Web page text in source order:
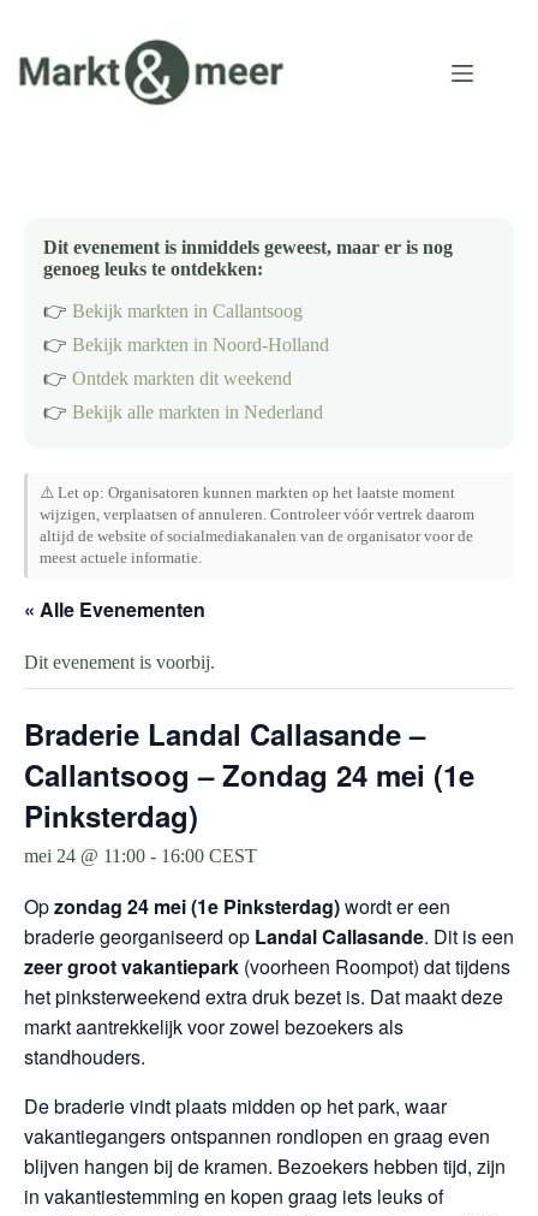
inhoud
Dit evenement is inmiddels geweest, maar er is nog
genoeg leuks te ontdekken:
👉 Bekijk markten in Callantsoog
👉 Bekijk markten in Noord-Holland
👉 Ontdek markten dit weekend
👉 Bekijk alle markten in Nederland
⚠️ Let op: Organisatoren kunnen markten op het laatste moment
wijzigen, verplaatsen of annuleren. Controleer vóór vertrek daarom
altijd de website of socialmediakanalen van de organisator voor de
meest actuele informatie.
« Alle Evenementen
Dit evenement is voorbij.
Braderie Landal Callasande –
Callantsoog – Zondag 24 mei (1e
Pinksterdag)
mei 24 @ 11:00 - 16:00 CEST
Opzondag 24 mei (1e Pinksterdag)wordt er een
braderie georganiseerd op Landal Callasande. Dit is een
zeer groot vakantiepark (voorheen Roompot) dat tijdens
het pinksterweekend extra druk bezet is. Dat maakt deze
markt aantrekkelijk voor zowel bezoekers als
standhouders.
De braderie vindt plaats midden op het park, waar
vakantiegangers ontspannen rondlopen en graag even
blijven hangen bij de kramen. Bezoekers hebben tijd, zijn
in vakantiestemming en kopen graag iets leuks of